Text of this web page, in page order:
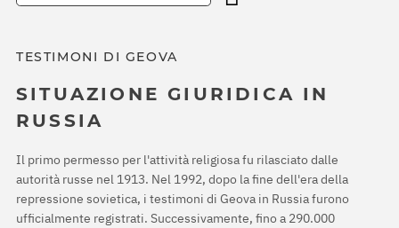
TESTIMONI DI GEOVA
SITUAZIONE GIURIDICA IN
RUSSIA
Il primo permesso per l'attività religiosa fu rilasciato dalle
autorità russe nel 1913. Nel 1992, dopo la fine dell'era della
repressione sovietica, i testimoni di Geova in Russia furono
ufficialmente registrati. Successivamente, fino a 290.000